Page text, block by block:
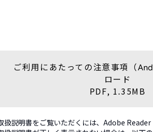
ご利用にあたっての注意事項（
ロード
PDF, 1.35MB
扱説明書をご覧いただくには、Adobe Reader